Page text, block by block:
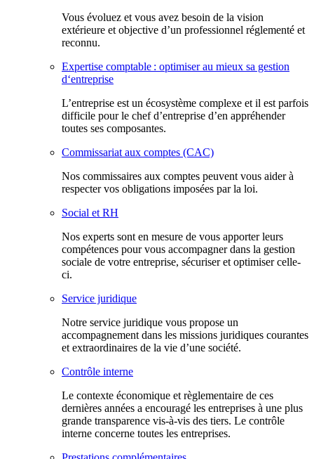
Vous évoluez et vous avez besoin de la vision
extérieure et objective d’un professionnel réglementé et
reconnu.
Expertise comptable : optimiser au mieux sa gestion
d‘entreprise
L’entreprise est un écosystème complexe et il est parfois
difficile pour le chef d’entreprise d’en appréhender
toutes ses composantes.
Commissariat aux comptes (CAC)
Nos commissaires aux comptes peuvent vous aider à
respecter vos obligations imposées par la loi.
Social et RH
Nos experts sont en mesure de vous apporter leurs
compétences pour vous accompagner dans la gestion
sociale de votre entreprise, sécuriser et optimiser celle-
ci.
Service juridique
Notre service juridique vous propose un
accompagnement dans les missions juridiques courantes
et extraordinaires de la vie d’une société.
Contrôle interne
Le contexte économique et règlementaire de ces
dernières années a encouragé les entreprises à une plus
grande transparence vis-à-vis des tiers. Le contrôle
interne concerne toutes les entreprises.